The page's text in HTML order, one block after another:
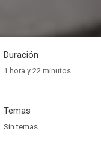
Duración
1 hora y 22 minutos
Temas
Sin temas